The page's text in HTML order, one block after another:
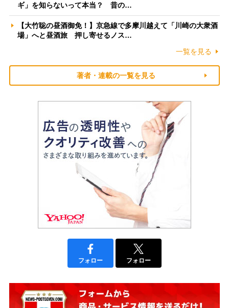
ギ」を知らないって本当？ 昔の…
【大竹聡の昼酒御免！】京急線で多摩川越えて「川崎の大衆酒
場」へと昼酒旅 押し寄せるノス…
一覧を見る
著者・連載の一覧を見る
フォロー フォロー